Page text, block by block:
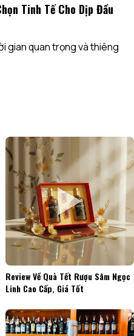
Tinh Tế Cho Dịp Đầu
gian quan trọng và thiêng
Review Về Quà Tết Rượu Sâm Ngọc
Linh Cao Cấp, Giá Tốt